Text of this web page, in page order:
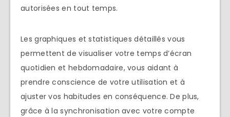
autorisées en tout temps.
Les graphiques et statistiques détaillés vous
permettent de visualiser votre temps d’écran
quotidien et hebdomadaire, vous aidant à
prendre conscience de votre utilisation et à
ajuster vos habitudes en conséquence. De plus,
grâce à la synchronisation avec votre compte